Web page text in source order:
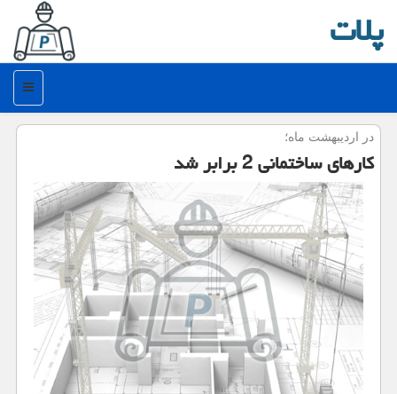
پلات
منو
در اردیبهشت ماه؛
كارهای ساختمانی 2 برابر شد